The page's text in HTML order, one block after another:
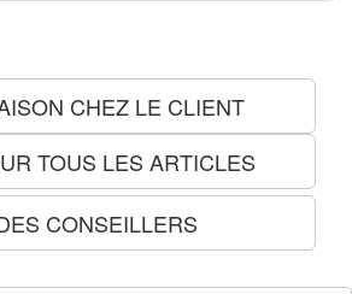
CHEZ LE CLIENT
TOUS LES ARTICLES
CONSEILLERS